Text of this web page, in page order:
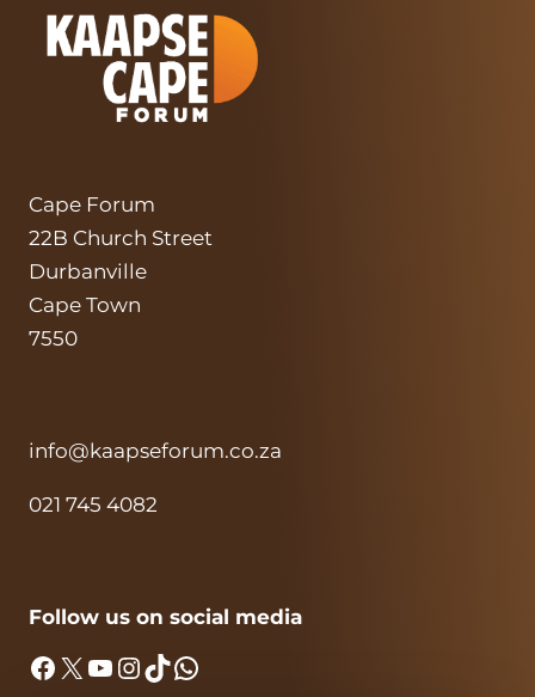
OP
DWELMMIDDEL
TIK
PLAAS,
Cape Forum
22B Church Street
Durbanville
Cape Town
7550
info@kaapseforum.co.za
021 745 4082
Follow us on social media
Facebook
X YouTube
Instagram
TikTok
WhatsApp